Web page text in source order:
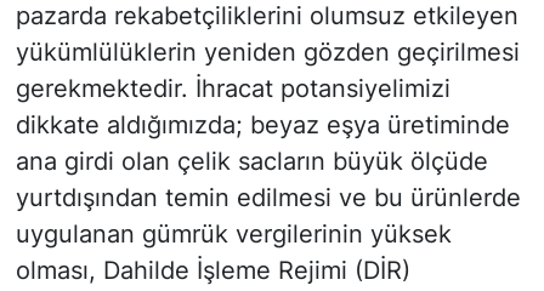
pazarda rekabetçiliklerini olumsuz etkileyen
yükümlülüklerin yeniden gözden geçirilmesi
gerekmektedir. İhracat potansiyelimizi
dikkate aldığımızda; beyaz eşya üretiminde
ana girdi olan çelik sacların büyük ölçüde
yurtdışından temin edilmesi ve bu ürünlerde
uygulanan gümrük vergilerinin yüksek
olması, Dahilde İşleme Rejimi (DİR)